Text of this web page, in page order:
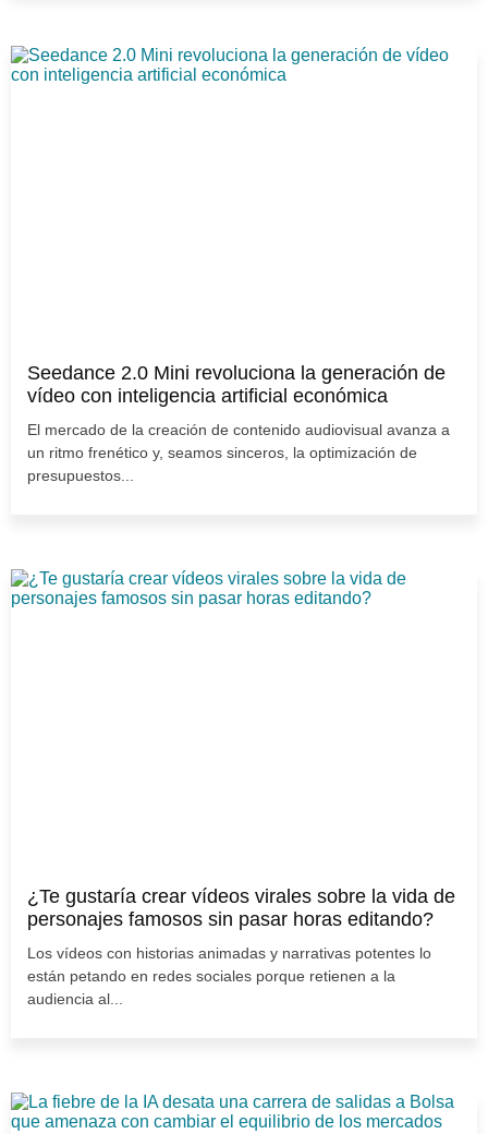
Seedance 2.0 Mini revoluciona la generación de
vídeo con inteligencia artificial económica
El mercado de la creación de contenido audiovisual avanza a
un ritmo frenético y, seamos sinceros, la optimización de
presupuestos...
¿Te gustaría crear vídeos virales sobre la vida de
personajes famosos sin pasar horas editando?
Los vídeos con historias animadas y narrativas potentes lo
están petando en redes sociales porque retienen a la
audiencia al...